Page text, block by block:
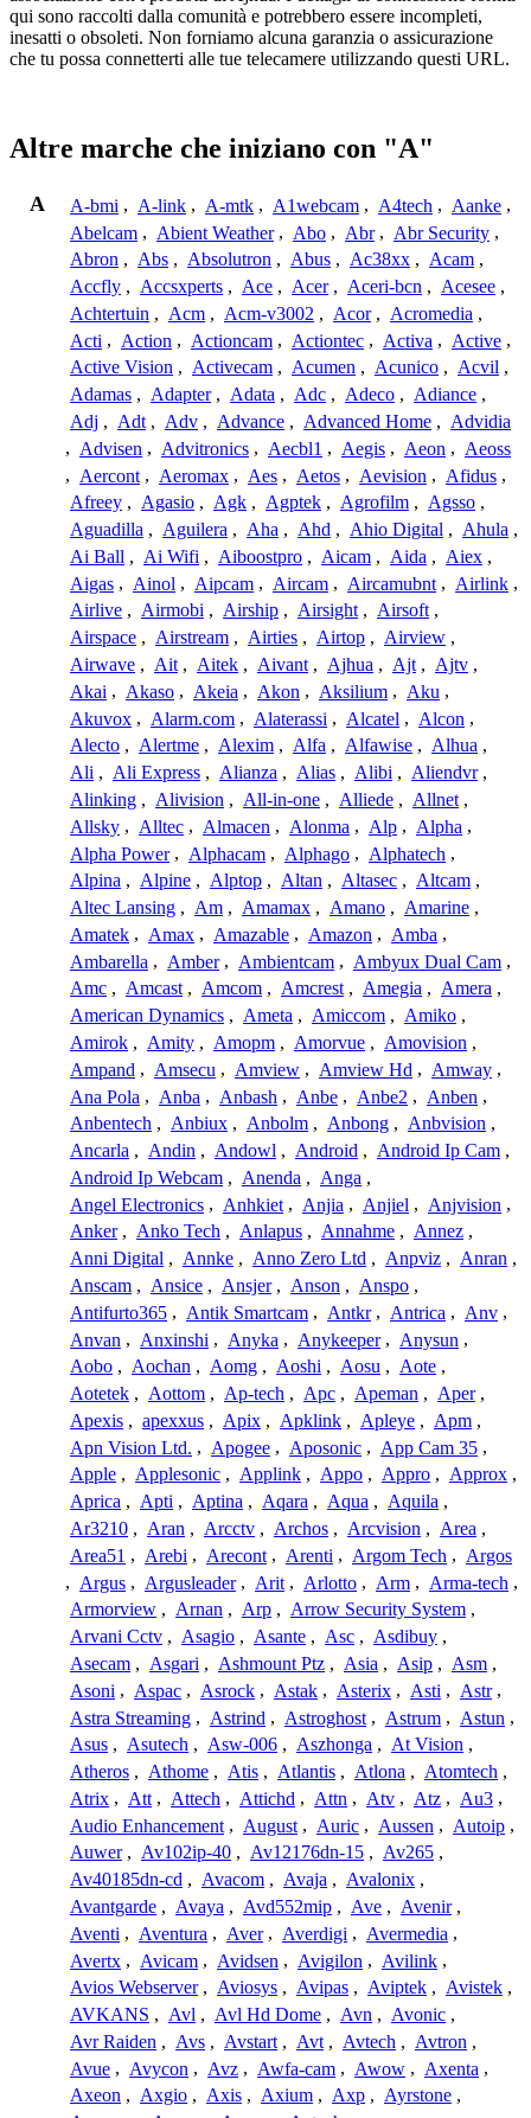
qui sono raccolti dalla comunità e potrebbero essere incompleti,
inesatti o obsoleti. Non forniamo alcuna garanzia o assicurazione
che tu possa connetterti alle tue telecamere utilizzando questi URL.
Altre marche che iniziano con "A"
A A-bmi , A-link , A-mtk , A1webcam , A4tech , Aanke ,
Abelcam , Abient Weather , Abo , Abr , Abr Security ,
Abron , Abs , Absolutron , Abus , Ac38xx , Acam ,
Accfly , Accsxperts , Ace , Acer , Aceri-bcn , Acesee ,
Achtertuin , Acm , Acm-v3002 , Acor , Acromedia ,
Acti , Action , Actioncam , Actiontec , Activa , Active ,
Active Vision , Activecam , Acumen , Acunico , Acvil ,
Adamas , Adapter , Adata , Adc , Adeco , Adiance ,
Adj , Adt , Adv , Advance , Advanced Home , Advidia
, Advisen , Advitronics , Aecbl1 , Aegis , Aeon , Aeoss
, Aercont , Aeromax , Aes , Aetos , Aevision , Afidus ,
Afreey , Agasio , Agk , Agptek , Agrofilm , Agsso ,
Aguadilla , Aguilera , Aha , Ahd , Ahio Digital , Ahula ,
Ai Ball , Ai Wifi , Aiboostpro , Aicam , Aida , Aiex ,
Aigas , Ainol , Aipcam , Aircam , Aircamubnt , Airlink ,
Airlive , Airmobi , Airship , Airsight , Airsoft ,
Airspace , Airstream , Airties , Airtop , Airview ,
Airwave , Ait , Aitek , Aivant , Ajhua , Ajt , Ajtv ,
Akai , Akaso , Akeia , Akon , Aksilium , Aku ,
Akuvox , Alarm.com , Alaterassi , Alcatel , Alcon ,
Alecto , Alertme , Alexim , Alfa , Alfawise , Alhua ,
Ali , Ali Express , Alianza , Alias , Alibi , Aliendvr ,
Alinking , Alivision , All-in-one , Alliede , Allnet ,
Allsky , Alltec , Almacen , Alonma , Alp , Alpha ,
Alpha Power , Alphacam , Alphago , Alphatech ,
Alpina , Alpine , Alptop , Altan , Altasec , Altcam ,
Altec Lansing , Am , Amamax , Amano , Amarine ,
Amatek , Amax , Amazable , Amazon , Amba ,
Ambarella , Amber , Ambientcam , Ambyux Dual Cam ,
Amc , Amcast , Amcom , Amcrest , Amegia , Amera ,
American Dynamics , Ameta , Amiccom , Amiko ,
Amirok , Amity , Amopm , Amorvue , Amovision ,
Ampand , Amsecu , Amview , Amview Hd , Amway ,
Ana Pola , Anba , Anbash , Anbe , Anbe2 , Anben ,
Anbentech , Anbiux , Anbolm , Anbong , Anbvision ,
Ancarla , Andin , Andowl , Android , Android Ip Cam ,
Android Ip Webcam , Anenda , Anga ,
Angel Electronics , Anhkiet , Anjia , Anjiel , Anjvision ,
Anker , Anko Tech , Anlapus , Annahme , Annez ,
Anni Digital , Annke , Anno Zero Ltd , Anpviz , Anran ,
Anscam , Ansice , Ansjer , Anson , Anspo ,
Antifurto365 , Antik Smartcam , Antkr , Antrica , Anv ,
Anvan , Anxinshi , Anyka , Anykeeper , Anysun ,
Aobo , Aochan , Aomg , Aoshi , Aosu , Aote ,
Aotetek , Aottom , Ap-tech , Apc , Apeman , Aper ,
Apexis , apexxus , Apix , Apklink , Apleye , Apm ,
Apn Vision Ltd. , Apogee , Aposonic , App Cam 35 ,
Apple , Applesonic , Applink , Appo , Appro , Approx ,
Aprica , Apti , Aptina , Aqara , Aqua , Aquila ,
Ar3210 , Aran , Arcctv , Archos , Arcvision , Area ,
Area51 , Arebi , Arecont , Arenti , Argom Tech , Argos
, Argus , Argusleader , Arit , Arlotto , Arm , Arma-tech ,
Armorview , Arnan , Arp , Arrow Security System ,
Arvani Cctv , Asagio , Asante , Asc , Asdibuy ,
Asecam , Asgari , Ashmount Ptz , Asia , Asip , Asm ,
Asoni , Aspac , Asrock , Astak , Asterix , Asti , Astr ,
Astra Streaming , Astrind , Astroghost , Astrum , Astun ,
Asus , Asutech , Asw-006 , Aszhonga , At Vision ,
Atheros , Athome , Atis , Atlantis , Atlona , Atomtech ,
Atrix , Att , Attech , Attichd , Attn , Atv , Atz , Au3 ,
Audio Enhancement , August , Auric , Aussen , Autoip ,
Auwer , Av102ip-40 , Av12176dn-15 , Av265 ,
Av40185dn-cd , Avacom , Avaja , Avalonix ,
Avantgarde , Avaya , Avd552mip , Ave , Avenir ,
Aventi , Aventura , Aver , Averdigi , Avermedia ,
Avertx , Avicam , Avidsen , Avigilon , Avilink ,
Avios Webserver , Aviosys , Avipas , Aviptek , Avistek ,
AVKANS , Avl , Avl Hd Dome , Avn , Avonic ,
Avr Raiden , Avs , Avstart , Avt , Avtech , Avtron ,
Avue , Avycon , Avz , Awfa-cam , Awow , Axenta ,
Axeon , Axgio , Axis , Axium , Axp , Ayrstone ,